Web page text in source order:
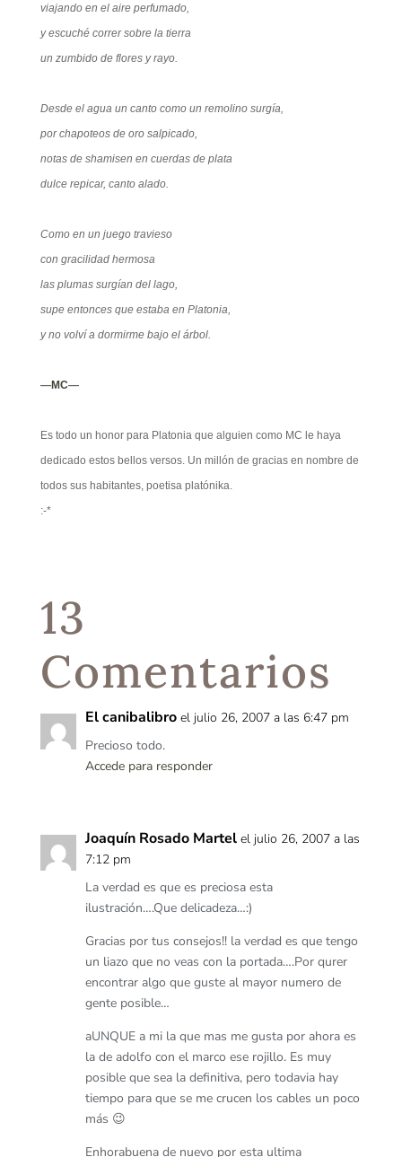
viajando en el aire perfumado,
y escuché correr sobre la tierra
un zumbido de flores y rayo.
Desde el agua un canto como un remolino surgía,
por chapoteos de oro salpicado,
notas de shamisen en cuerdas de plata
dulce repicar, canto alado.
Como en un juego travieso
con gracilidad hermosa
las plumas surgían del lago,
supe entonces que estaba en Platonia,
y no volví a dormirme bajo el árbol.
—MC—
Es todo un honor para Platonia que alguien como MC le haya
dedicado estos bellos versos. Un millón de gracias en nombre de
todos sus habitantes, poetisa platónika.
:-*
13
Comentarios
El canibalibro el julio 26, 2007 a las 6:47 pm
Precioso todo.
Accede para responder
Joaquín Rosado Martel el julio 26, 2007 a las
7:12 pm
La verdad es que es preciosa esta
ilustración….Que delicadeza…:)
Gracias por tus consejos!! la verdad es que tengo
un liazo que no veas con la portada….Por qurer
encontrar algo que guste al mayor numero de
gente posible…
aUNQUE a mi la que mas me gusta por ahora es
la de adolfo con el marco ese rojillo. Es muy
posible que sea la definitiva, pero todavia hay
tiempo para que se me crucen los cables un poco
más 😉
Enhorabuena de nuevo por esta ultima